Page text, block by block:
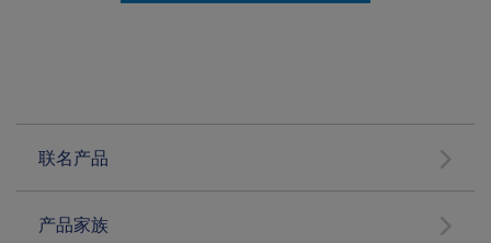
联名产品
产品家族